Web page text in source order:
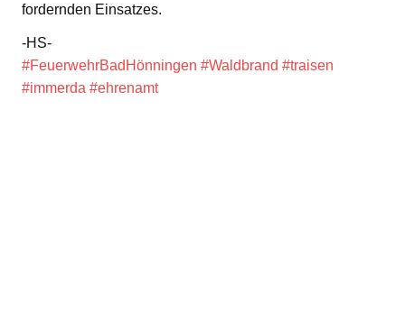
fordernden Einsatzes.
-HS-
#FeuerwehrBadHönningen #Waldbrand #traisen
#immerda #ehrenamt